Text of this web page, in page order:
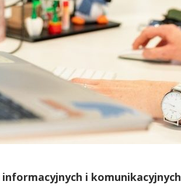
i komunikacyjnych